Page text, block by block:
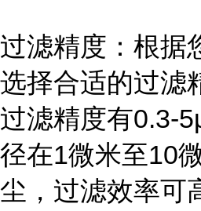
过滤精度：根据
选择合适的过滤
过滤精度有0.3-
径在1微米至10
尘，过滤效率可